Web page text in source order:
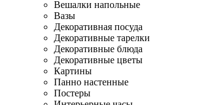
Вешалки напольные
Вазы
Декоративная посуда
Декоративные тарелки
Декоративные блюда
Декоративные цветы
Картины
Панно настенные
Постеры